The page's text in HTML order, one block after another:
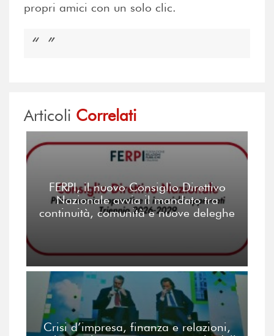
propri amici con un solo clic.
Articoli Correlati
FERPI, il nuovo Consiglio Direttivo
Nazionale avvia il mandato tra
continuità, comunità e nuove deleghe
Crisi d’impresa, finanza e relazioni,